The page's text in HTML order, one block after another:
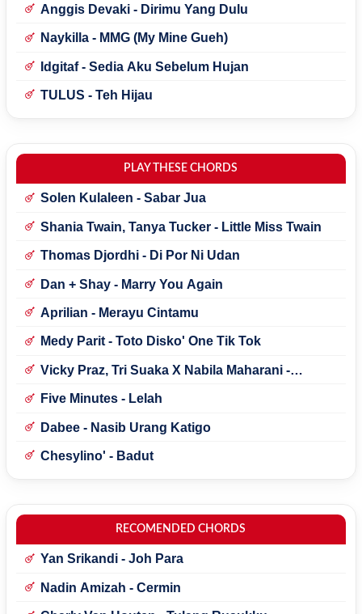
Anggis Devaki - Dirimu Yang Dulu
Naykilla - MMG (My Mine Gueh)
Idgitaf - Sedia Aku Sebelum Hujan
TULUS - Teh Hijau
PLAY THESE CHORDS
Solen Kulaleen - Sabar Jua
Shania Twain, Tanya Tucker - Little Miss Twain
Thomas Djordhi - Di Por Ni Udan
Dan + Shay - Marry You Again
Aprilian - Merayu Cintamu
Medy Parit - Toto Disko' One Tik Tok
Vicky Praz, Tri Suaka X Nabila Maharani -
Five Minutes - Lelah
Dabee - Nasib Urang Katigo
Chesylino' - Badut
RECOMENDED CHORDS
Yan Srikandi - Joh Para
Nadin Amizah - Cermin